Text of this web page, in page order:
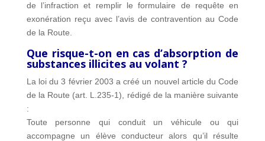
de l’infraction et remplir le formulaire de requête en
exonération reçu avec l’avis de contravention au Code
de la Route.
Que risque-t-on en cas d’absorption de
substances illicites au volant ?
La loi du 3 février 2003 a créé un nouvel article du Code
de la Route (art. L.235-1), rédigé de la manière suivante
:
Toute personne qui conduit un véhicule ou qui
accompagne un élève conducteur alors qu’il résulte